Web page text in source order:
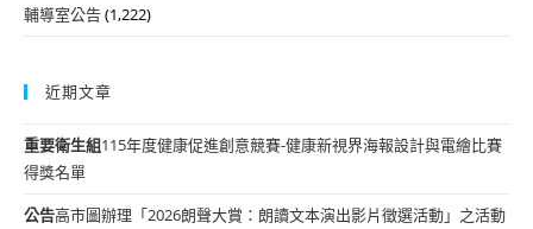
輔導室公告(1,222)
近期文章
重要衛生組115年度健康促進創意競賽-健康新視界海報設計與電繪比賽
得獎名單
公告高市圖辦理「2026朗聲大賞：朗讀文本演出影片徵選活動」之活動